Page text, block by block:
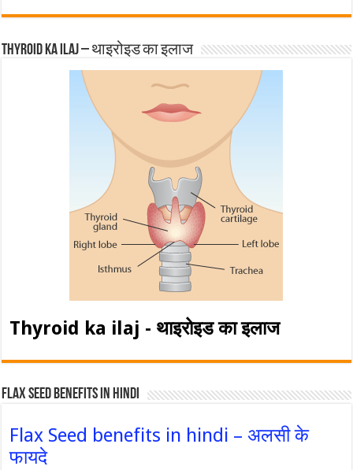
Thyroid ka ilaj – थाइरोइड का इलाज
Thyroid ka ilaj - थाइरोइड का इलाज
Flax Seed Benefits in hindi
Flax Seed benefits in hindi – अलसी के
फायदे